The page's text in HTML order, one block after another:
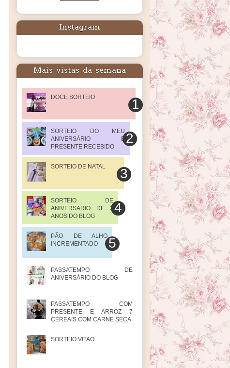
Instagram
Mais vistas da semana
DOCE SORTEIO
SORTEIO DO MEU
ANIVERSÁRIO E
PRESENTE RECEBIDO
SORTEIO DE NATAL
SORTEIO DE
ANIVERSARIO DE 2
ANOS DO BLOG
PÃO DE ALHO
INCREMENTADO
PASSATEMPO DE
ANIVERSÁRIO DO BLOG
PASSATEMPO COM
PRESENTE E ARROZ 7
CEREAIS COM CARNE SECA
SORTEIO VITAO